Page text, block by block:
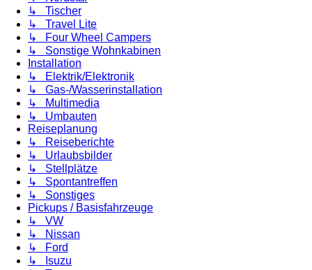
↳ Tischer
↳ Travel Lite
↳ Four Wheel Campers
↳ Sonstige Wohnkabinen
Installation
↳ Elektrik/Elektronik
↳ Gas-/Wasserinstallation
↳ Multimedia
↳ Umbauten
Reiseplanung
↳ Reiseberichte
↳ Urlaubsbilder
↳ Stellplätze
↳ Spontantreffen
↳ Sonstiges
Pickups / Basisfahrzeuge
↳ VW
↳ Nissan
↳ Ford
↳ Isuzu